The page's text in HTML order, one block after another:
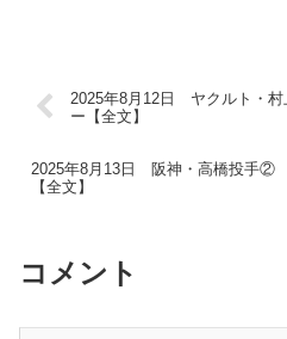
2025年8月12日 ヤクルト・
ー【全文】
2025年8月13日 阪神・高橋投手②
【全文】
コメント